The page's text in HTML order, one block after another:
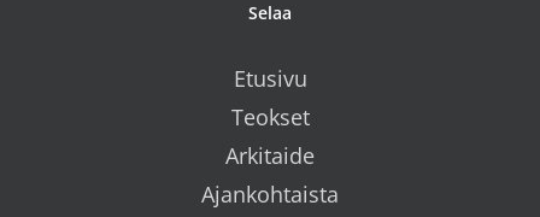
Selaa
Etusivu
Teokset
Arkitaide
Ajankohtaista